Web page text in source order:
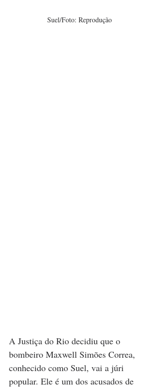
Suel/Foto: Reprodução
A Justiça do Rio decidiu que o
bombeiro Maxwell Simões Correa,
conhecido como Suel, vai a júri
popular. Ele é um dos acusados de